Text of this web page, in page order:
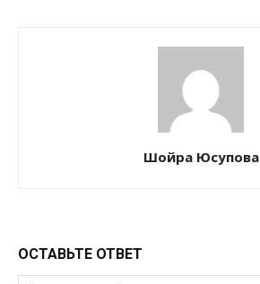
Шойра Юсупова
ОСТАВЬТЕ ОТВЕТ